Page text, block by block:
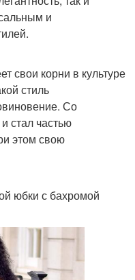
и
свои корни в культуре
стиль
Со
стал частью
этом свою
юбки с бахромой